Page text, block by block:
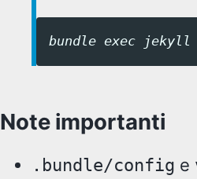
bundle exec jekyll
Note importanti
.bundle/config e